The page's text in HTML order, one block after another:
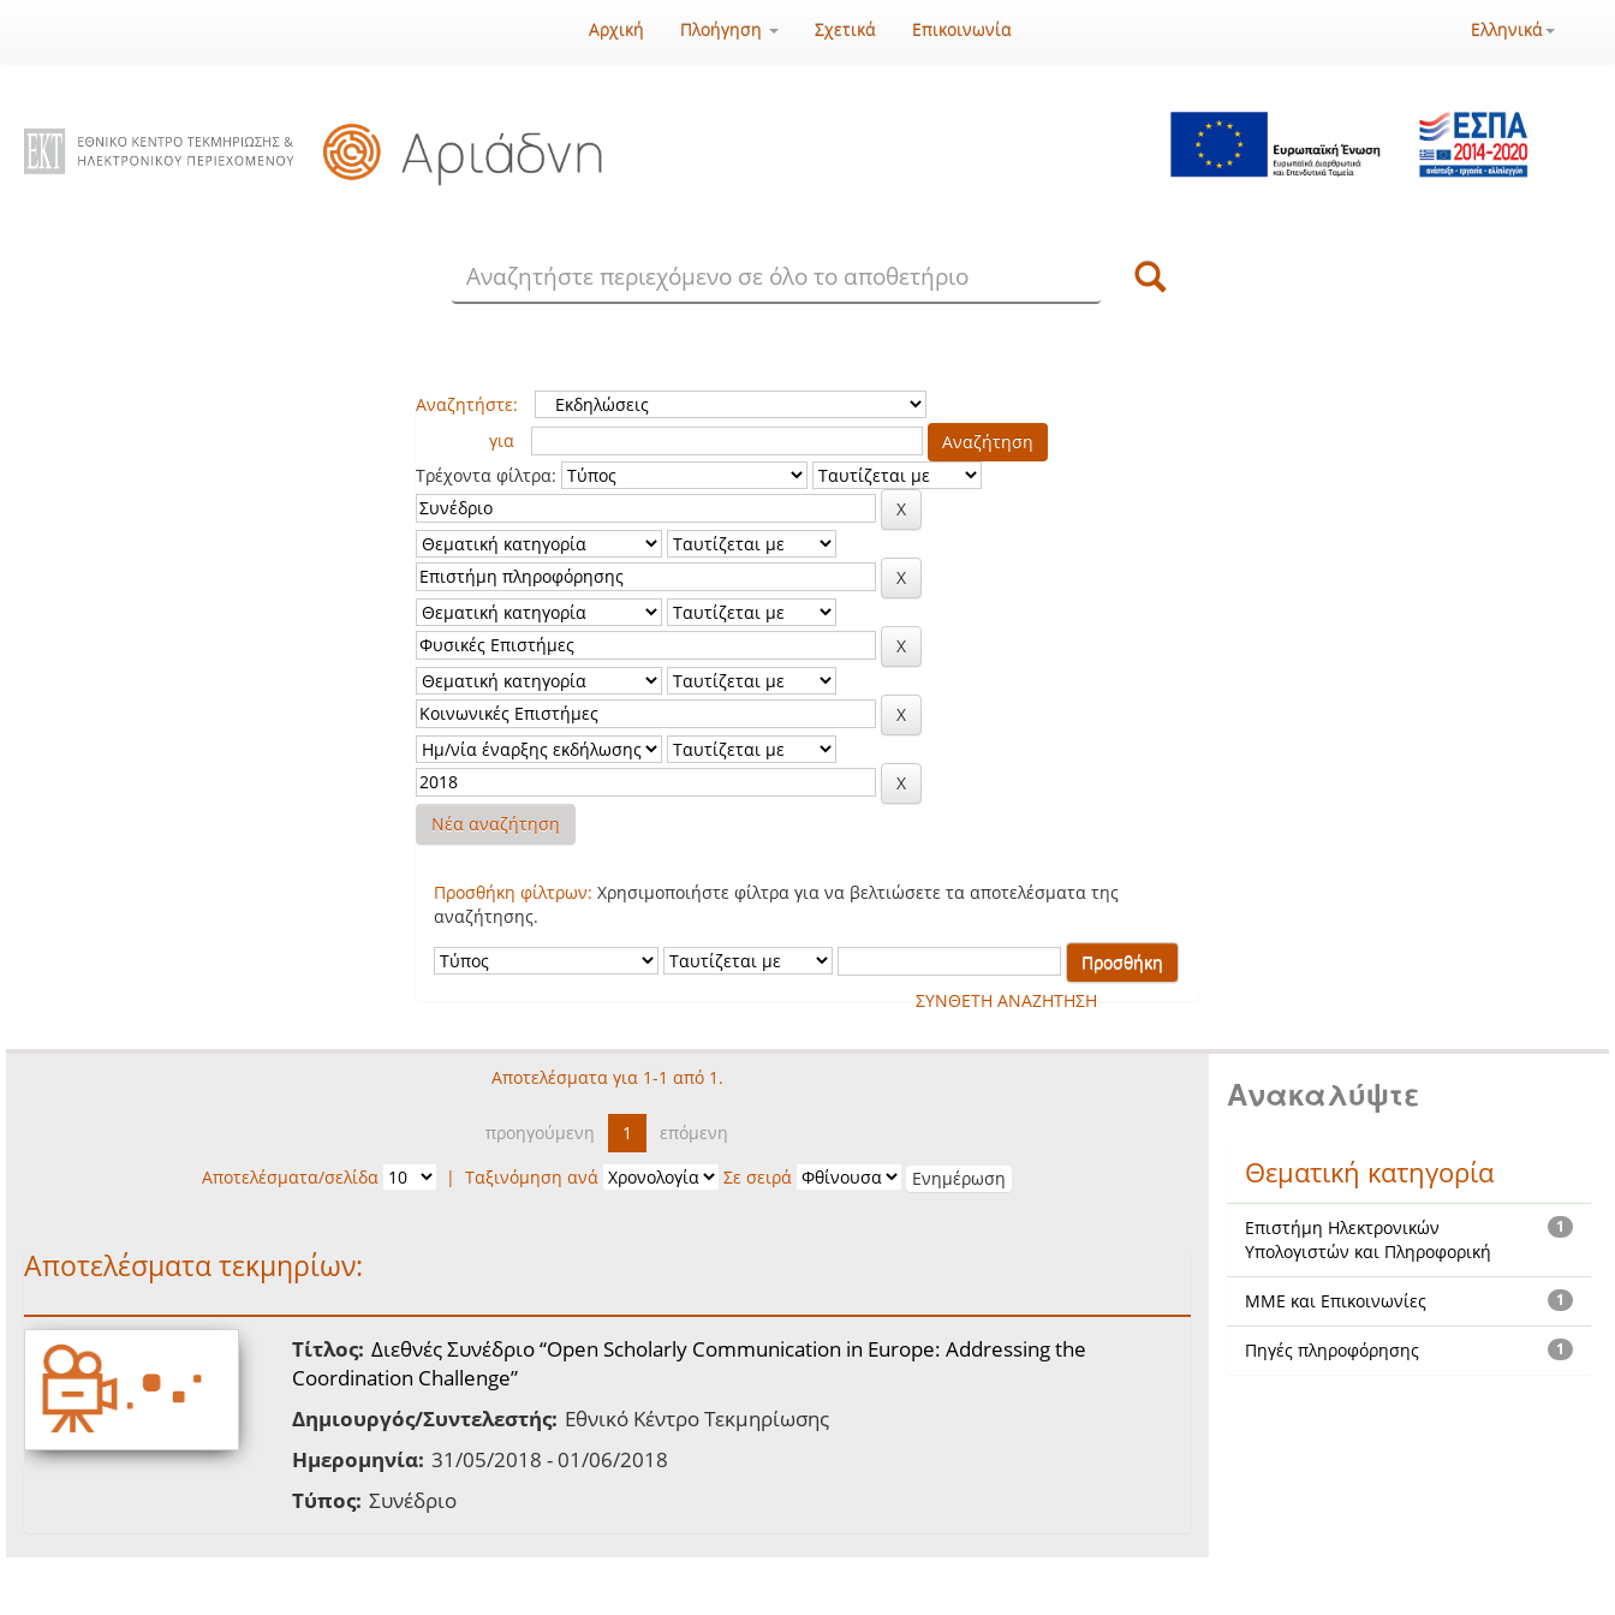
Αρχική Πλοήγηση Σχετικά Επικοινωνία Ελληνικά
Αναζητήστε:
για
Τρέχοντα φίλτρα:
Νέα αναζήτηση
Προσθήκη φίλτρων: Χρησιμοποιήστε φίλτρα για να βελτιώσετε τα αποτελέσματα της
αναζήτησης.
ΣΥΝΘΕΤΗ ΑΝΑΖΗΤΗΣΗ
Αποτελέσματα για 1-1 από 1.
προηγούμενη 1
επόμενη
Αποτελέσματα/σελίδα
|Ταξινόμηση ανά Σε σειρά
Αποτελέσματα τεκμηρίων:
Τίτλος: Διεθνές Συνέδριο “Open Scholarly Communication in Europe: Addressing the
Coordination Challenge”
Δημιουργός/Συντελεστής: Εθνικό Κέντρο Τεκμηρίωσης
Ημερομηνία: 31/05/2018 - 01/06/2018
Τύπος: Συνέδριο
Ανακαλύψτε
Θεματική κατηγορία
1
Επιστήμη Ηλεκτρονικών
Υπολογιστών και Πληροφορική
1
ΜΜΕ και Επικοινωνίες
1
Πηγές πληροφόρησης